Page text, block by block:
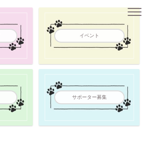
イベント
サポーター募集